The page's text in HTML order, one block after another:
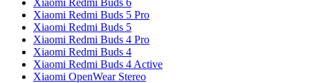
Xiaomi Redmi Buds 6
Xiaomi Redmi Buds 5 Pro
Xiaomi Redmi Buds 5
Xiaomi Redmi Buds 4 Pro
Xiaomi Redmi Buds 4
Xiaomi Redmi Buds 4 Active
Xiaomi OpenWear Stereo